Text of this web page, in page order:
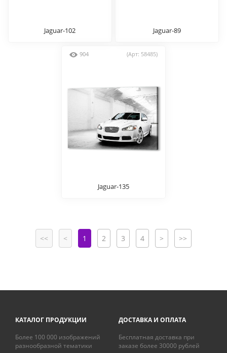
Jaguar-102 Jaguar-89
904 (Арт: 58485)
Jaguar-135
<< < 1 2 3 4 > >>
КАТАЛОГ ПРОДУКЦИИ
Более 100 000 изображений
разнообразной тематики
ДОСТАВКА И ОПЛАТА
Бесплатная доставка при
заказе более 30000 рублей